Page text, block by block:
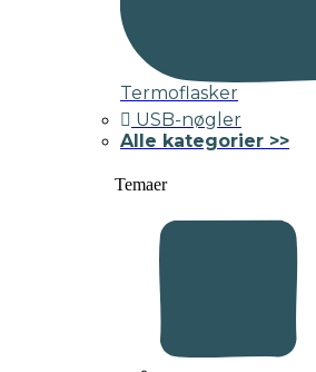
Termoflasker
USB-nøgler
Alle kategorier >>
Temaer